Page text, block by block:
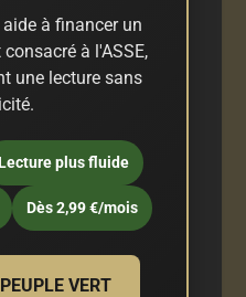
à financer un
à l'ASSE,
une lecture sans
Lecture plus fluide
Dès 2,99 €/mois
VERT